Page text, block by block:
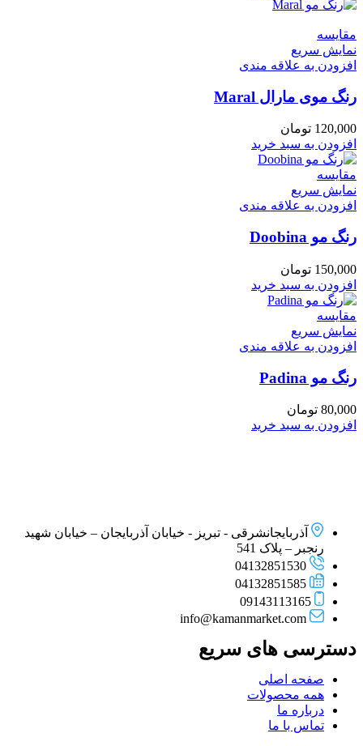
مقايسه
نمایش سریع
افزودن به علاقه مندی
رنگ موی مارال Maral
120,000 تومان
افزودن به سبد خرید
مقايسه
نمایش سریع
افزودن به علاقه مندی
رنگ مو Doobina
150,000 تومان
افزودن به سبد خرید
مقايسه
نمایش سریع
افزودن به علاقه مندی
رنگ مو Padina
80,000 تومان
افزودن به سبد خرید
آذربایجانشرقی - تبریز - خیابان آذربایجان – خیابان شهید
رنجبر – پلاک 541
04132851530
04132851585
09143113165
info@kamanmarket.com
دسترسی های سریع
صفحه اصلی
همه محصولات
درباره ما
تماس با ما